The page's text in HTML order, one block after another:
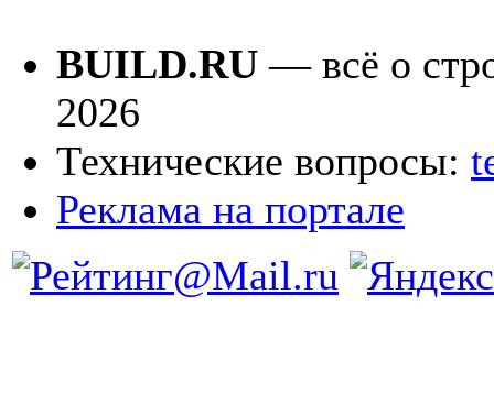
BUILD.RU — всё о
2026
Технические вопросы:
Реклама на портале